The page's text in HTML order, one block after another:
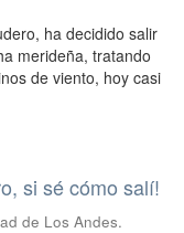
ha decidido salir
merideña, tratando
de viento, hoy casi
si sé cómo salí!
de Los Andes.